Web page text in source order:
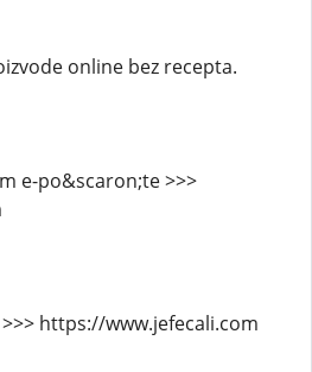
online bez recepta.
e-po&scaron;te >>>
https://www.jefecali.com